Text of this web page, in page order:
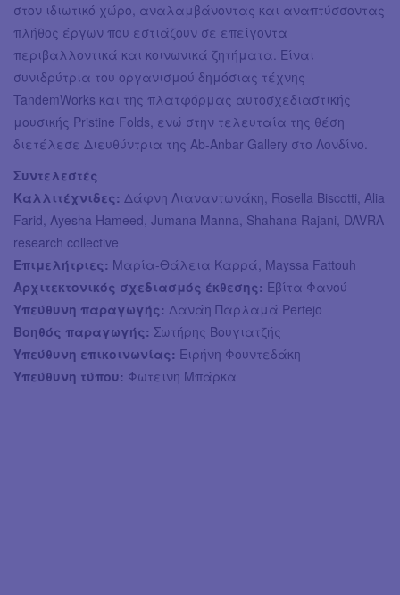
στον ιδιωτικό χώρο, αναλαμβάνοντας και αναπτύσσοντας
πλήθος έργων που εστιάζουν σε επείγοντα
περιβαλλοντικά και κοινωνικά ζητήματα. Είναι
συνιδρύτρια του οργανισμού δημόσιας τέχνης
TandemWorks και της πλατφόρμας αυτοσχεδιαστικής
μουσικής Pristine Folds, ενώ στην τελευταία της θέση
διετέλεσε Διευθύντρια της Ab-Anbar Gallery στο Λονδίνο.
Συντελεστές
Καλλιτέχνιδες: Δάφνη Λιαναντωνάκη, Rosella Biscotti, Alia
Farid, Ayesha Hameed, Jumana Manna, Shahana Rajani, DAVRA
research collective
Επιμελήτριες: Μαρία-Θάλεια Καρρά, Mayssa Fattouh
Αρχιτεκτονικός σχεδιασμός έκθεσης: Εβίτα Φανού
Υπεύθυνη παραγωγής: Δανάη Παρλαμά Pertejo
Βοηθός παραγωγής: Σωτήρης Βουγιατζής
Υπεύθυνη επικοινωνίας: Ειρήνη Φουντεδάκη
Υπεύθυνη τύπου: Φωτεινη Μπάρκα